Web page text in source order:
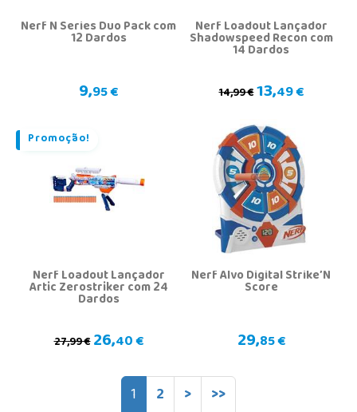
Nerf N Series Duo Pack com
12 Dardos
9,95 €
Nerf Loadout Lançador
Shadowspeed Recon com
14 Dardos
14,99 €13,49 €
Promoção!
Nerf Loadout Lançador
Artic Zerostriker com 24
Dardos
27,99 €26,40 €
Nerf Alvo Digital Strike’N
Score
29,85 €
1 2 > >>